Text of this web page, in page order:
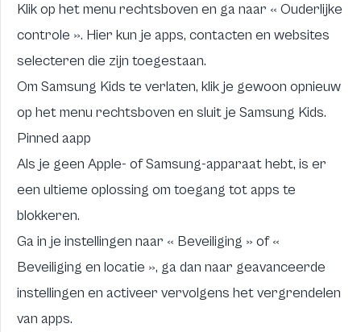
Klik op het menu rechtsboven en ga naar « Ouderlijke
controle ». Hier kun je apps, contacten en websites
selecteren die zijn toegestaan.
Om Samsung Kids te verlaten, klik je gewoon opnieuw
op het menu rechtsboven en sluit je Samsung Kids.
Pinned aapp
Als je geen Apple- of Samsung-apparaat hebt, is er
een ultieme oplossing om toegang tot apps te
blokkeren.
Ga in je instellingen naar « Beveiliging » of «
Beveiliging en locatie », ga dan naar geavanceerde
instellingen en activeer vervolgens het vergrendelen
van apps.